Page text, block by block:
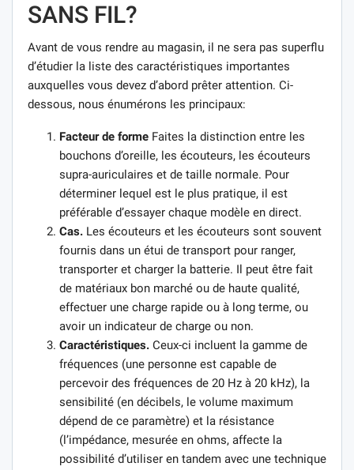
SANS FIL?
Avant de vous rendre au magasin, il ne sera pas superflu
d’étudier la liste des caractéristiques importantes
auxquelles vous devez d’abord prêter attention. Ci-
dessous, nous énumérons les principaux:
Facteur de forme Faites la distinction entre les
bouchons d’oreille, les écouteurs, les écouteurs
supra-auriculaires et de taille normale. Pour
déterminer lequel est le plus pratique, il est
préférable d’essayer chaque modèle en direct.
Cas. Les écouteurs et les écouteurs sont souvent
fournis dans un étui de transport pour ranger,
transporter et charger la batterie. Il peut être fait
de matériaux bon marché ou de haute qualité,
effectuer une charge rapide ou à long terme, ou
avoir un indicateur de charge ou non.
Caractéristiques. Ceux-ci incluent la gamme de
fréquences (une personne est capable de
percevoir des fréquences de 20 Hz à 20 kHz), la
sensibilité (en décibels, le volume maximum
dépend de ce paramètre) et la résistance
(l’impédance, mesurée en ohms, affecte la
possibilité d’utiliser en tandem avec une technique